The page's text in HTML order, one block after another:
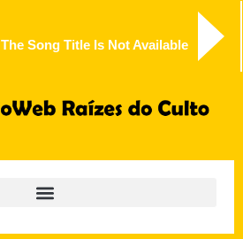
The Song Title Is Not Available